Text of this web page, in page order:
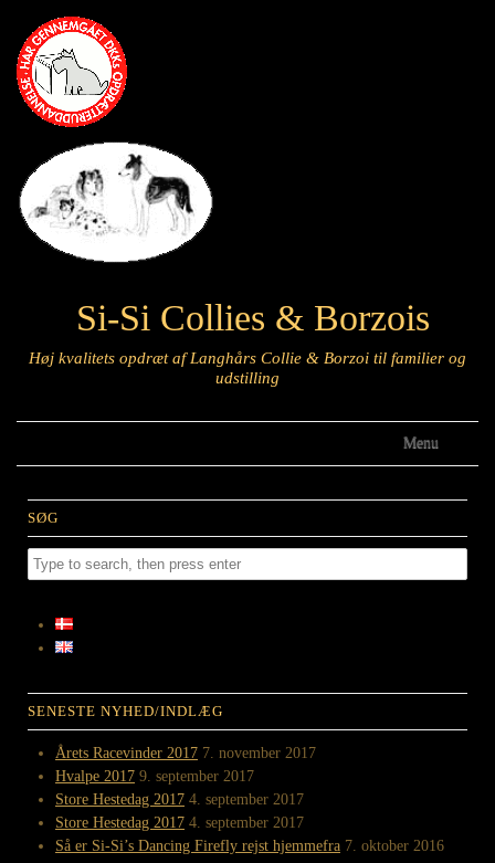
Si-Si Collies & Borzois
Høj kvalitets opdræt af Langhårs Collie & Borzoi til familier og
udstilling
Menu
SØG
SENESTE NYHED/INDLÆG
Årets Racevinder 2017 7. november 2017
Hvalpe 2017 9. september 2017
Store Hestedag 2017 4. september 2017
Store Hestedag 2017 4. september 2017
Så er Si-Si’s Dancing Firefly rejst hjemmefra 7. oktober 2016